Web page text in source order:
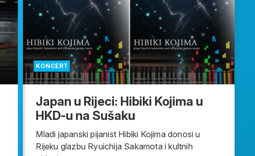
KONCERT
Japan u Rijeci: Hibiki Kojima u
HKD-u na Sušaku
Mladi japanski pijanist Hibiki Kojima donosi u
Rijeku glazbu Ryuichija Sakamota i kultnih